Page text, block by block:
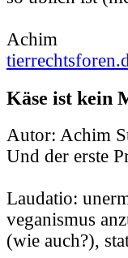
Achim
Käse ist kein
Autor: Achim
Und der erste
Laudatio:
veganismus
(wie auch?),